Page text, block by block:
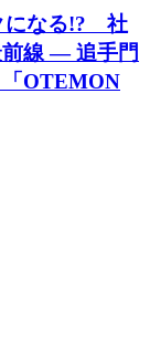
になる!? 社
線 ― 追手門
OTEMON